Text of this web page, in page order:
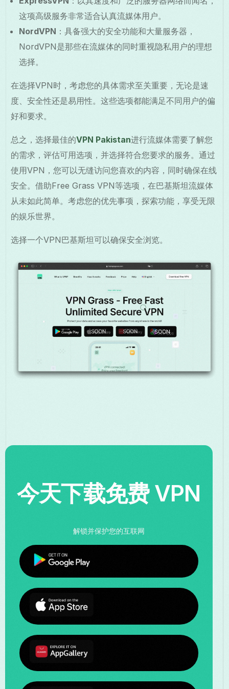
这项高级服务非常适合认真流媒体用户。
NordVPN ：具备强大的安全功能和大量服务器，
NordVPN是那些在流媒体的同时重视隐私用户的理想
选择。
在选择VPN时，考虑您的具体需求至关重要，无论是速
度、安全性还是易用性。这些选项都能满足不同用户的偏
好和要求。
总之，选择最佳的VPN Pakistan进行流媒体需要了解您
的需求，评估可用选项，并选择符合您要求的服务。通过
使用VPN，您可以无缝访问您喜欢的内容，同时确保在线
安全。借助Free Grass VPN等选项，在巴基斯坦流媒体
从未如此简单。考虑您的优先事项，探索功能，享受无限
的娱乐世界。
选择一个VPN巴基斯坦可以确保安全浏览。
今天下载免费 VPN
解锁并保护您的互联网